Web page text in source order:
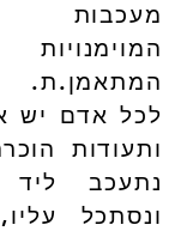
מעכבות
המתאמן.ת.
לכל אדם יש
ותעודות
נתעכב ליד
ונסתכל